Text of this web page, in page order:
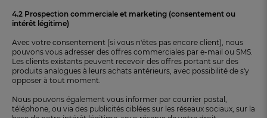
4.2 Prospection commerciale et marketing (consentement ou
intérêt légitime)
Avec votre consentement (si vous n'êtes pas encore client), nous
pouvons vous adresser des offres commerciales par e-mail ou SMS.
Les clients existants peuvent recevoir des offres portant sur des
produits analogues à leurs achats antérieurs, avec possibilité de s'y
opposer à tout moment.
Nous pouvons également vous informer par courrier postal,
téléphone, ou via des publicités ciblées sur les réseaux sociaux, sur la